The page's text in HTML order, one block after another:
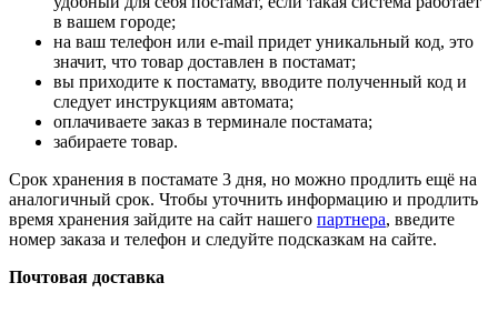
в вашем городе;
на ваш телефон или e-mail придет уникальный код, это
значит, что товар доставлен в постамат;
вы приходите к постамату, вводите полученный код и
следует инструкциям автомата;
оплачиваете заказ в терминале постамата;
забираете товар.
Срок хранения в постамате 3 дня, но можно продлить ещё на
аналогичный срок. Чтобы уточнить информацию и продлить
время хранения зайдите на сайт нашего партнера, введите
номер заказа и телефон и следуйте подсказкам на сайте.
Почтовая доставка